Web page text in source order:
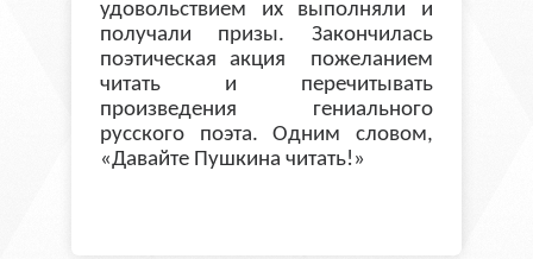
удовольствием их выполняли и
получали призы. Закончилась
поэтическая акция пожеланием
читать и перечитывать
произведения гениального
русского поэта. Одним словом,
«Давайте Пушкина читать!»